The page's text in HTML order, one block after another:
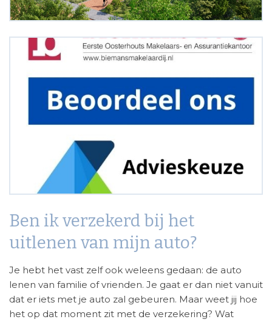
Ben ik verzekerd bij het
uitlenen van mijn auto?
Je hebt het vast zelf ook weleens gedaan: de auto
lenen van familie of vrienden. Je gaat er dan niet vanuit
dat er iets met je auto zal gebeuren. Maar weet jij hoe
het op dat moment zit met de verzekering? Wat